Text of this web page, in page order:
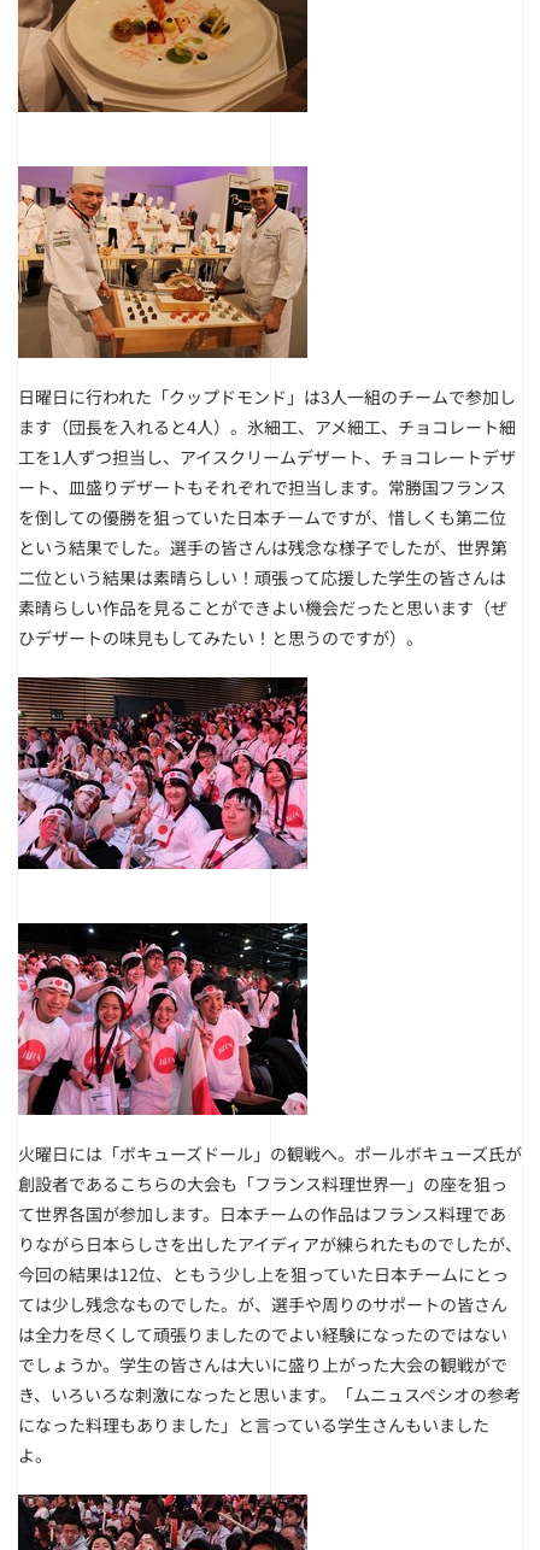
日曜日に行われた「クップドモンド」は3人一組のチームで参加し
ます（団長を入れると4人）。氷細工、アメ細工、チョコレート細
工を1人ずつ担当し、アイスクリームデザート、チョコレートデザ
ート、皿盛りデザートもそれぞれで担当します。常勝国フランス
を倒しての優勝を狙っていた日本チームですが、惜しくも第二位
という結果でした。選手の皆さんは残念な様子でしたが、世界第
二位という結果は素晴らしい！頑張って応援した学生の皆さんは
素晴らしい作品を見ることができよい機会だったと思います（ぜ
ひデザートの味見もしてみたい！と思うのですが）。
火曜日には「ボキューズドール」の観戦へ。ポールボキューズ氏が
創設者であるこちらの大会も「フランス料理世界一」の座を狙っ
て世界各国が参加します。日本チームの作品はフランス料理であ
りながら日本らしさを出したアイディアが練られたものでしたが、
今回の結果は12位、ともう少し上を狙っていた日本チームにとっ
ては少し残念なものでした。が、選手や周りのサポートの皆さん
は全力を尽くして頑張りましたのでよい経験になったのではない
でしょうか。学生の皆さんは大いに盛り上がった大会の観戦がで
き、いろいろな刺激になったと思います。「ムニュスペシオの参考
になった料理もありました」と言っている学生さんもいました
よ。